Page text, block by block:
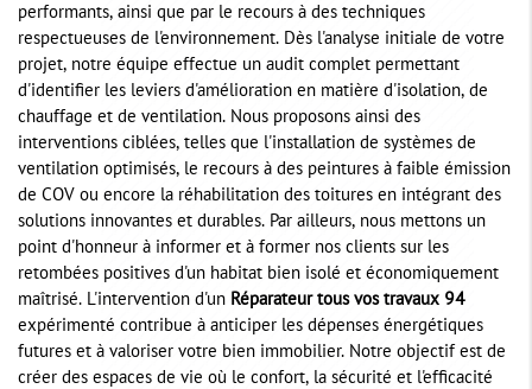
performants, ainsi que par le recours à des techniques
respectueuses de l'environnement. Dès l'analyse initiale de votre
projet, notre équipe effectue un audit complet permettant
d'identifier les leviers d'amélioration en matière d'isolation, de
chauffage et de ventilation. Nous proposons ainsi des
interventions ciblées, telles que l'installation de systèmes de
ventilation optimisés, le recours à des peintures à faible émission
de COV ou encore la réhabilitation des toitures en intégrant des
solutions innovantes et durables. Par ailleurs, nous mettons un
point d'honneur à informer et à former nos clients sur les
retombées positives d'un habitat bien isolé et économiquement
maîtrisé. L'intervention d'un Réparateur tous vos travaux 94
expérimenté contribue à anticiper les dépenses énergétiques
futures et à valoriser votre bien immobilier. Notre objectif est de
créer des espaces de vie où le confort, la sécurité et l'efficacité